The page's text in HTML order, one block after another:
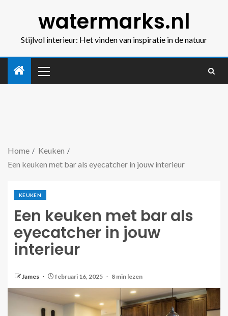
watermarks.nl
Stijlvol interieur: Het vinden van inspiratie in de natuur
Home
Keuken
Een keuken met bar als eyecatcher in jouw interieur
KEUKEN
Een keuken met bar als
eyecatcher in jouw
interieur
James februari 16, 2025 8 min lezen